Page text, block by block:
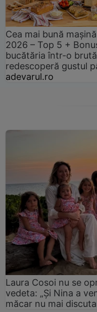
Cea mai bună
2026 – Top 5 +
bucătăria într-o
redescoperă gustul
adevarul.ro
Laura Cosoi nu se
vedeta: „Și Nina a
măcar nu mai